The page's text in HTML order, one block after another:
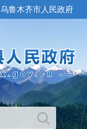
乌鲁木齐市人民政府